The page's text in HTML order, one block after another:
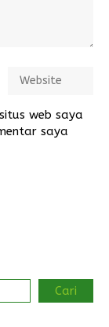
web saya
saya
Cari